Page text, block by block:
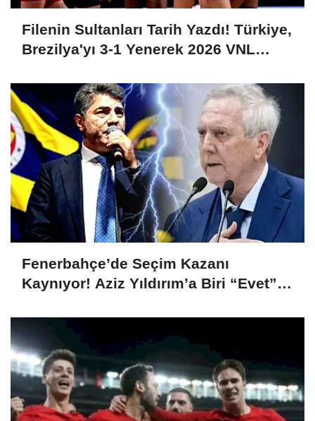
Filenin Sultanları Tarih Yazdı! Türkiye,
Brezilya'yı 3-1 Yenerek 2026 VNL
Fenerbahçe’de Seçim Kazanı
Kaynıyor! Aziz Yıldırım’a Biri “Evet”